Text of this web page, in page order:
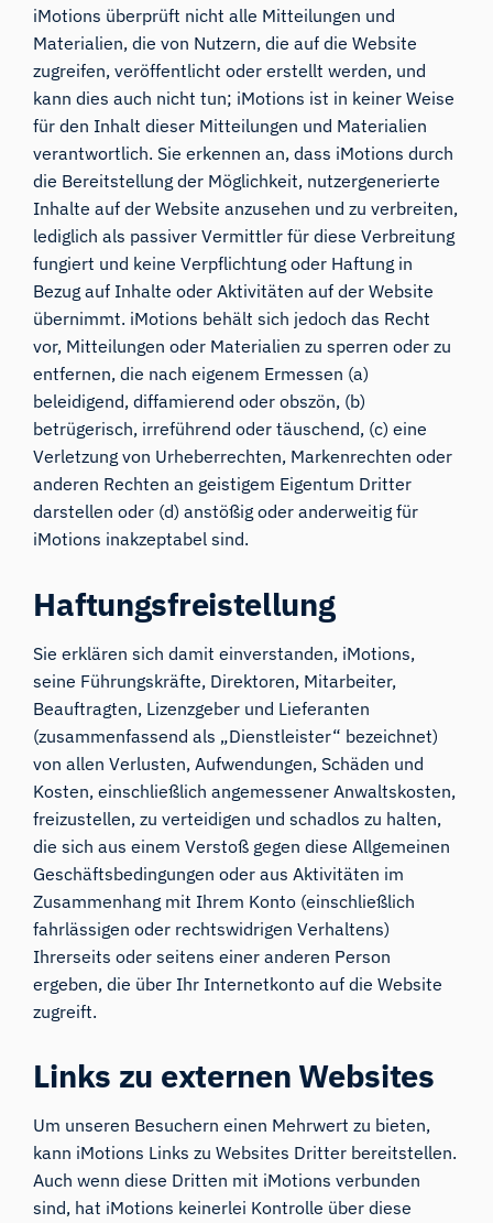
iMotions überprüft nicht alle Mitteilungen und
Materialien, die von Nutzern, die auf die Website
zugreifen, veröffentlicht oder erstellt werden, und
kann dies auch nicht tun; iMotions ist in keiner Weise
für den Inhalt dieser Mitteilungen und Materialien
verantwortlich. Sie erkennen an, dass iMotions durch
die Bereitstellung der Möglichkeit, nutzergenerierte
Inhalte auf der Website anzusehen und zu verbreiten,
lediglich als passiver Vermittler für diese Verbreitung
fungiert und keine Verpflichtung oder Haftung in
Bezug auf Inhalte oder Aktivitäten auf der Website
übernimmt. iMotions behält sich jedoch das Recht
vor, Mitteilungen oder Materialien zu sperren oder zu
entfernen, die nach eigenem Ermessen (a)
beleidigend, diffamierend oder obszön, (b)
betrügerisch, irreführend oder täuschend, (c) eine
Verletzung von Urheberrechten, Markenrechten oder
anderen Rechten an geistigem Eigentum Dritter
darstellen oder (d) anstößig oder anderweitig für
iMotions inakzeptabel sind.
Haftungsfreistellung
Sie erklären sich damit einverstanden, iMotions,
seine Führungskräfte, Direktoren, Mitarbeiter,
Beauftragten, Lizenzgeber und Lieferanten
(zusammenfassend als „Dienstleister“ bezeichnet)
von allen Verlusten, Aufwendungen, Schäden und
Kosten, einschließlich angemessener Anwaltskosten,
freizustellen, zu verteidigen und schadlos zu halten,
die sich aus einem Verstoß gegen diese Allgemeinen
Geschäftsbedingungen oder aus Aktivitäten im
Zusammenhang mit Ihrem Konto (einschließlich
fahrlässigen oder rechtswidrigen Verhaltens)
Ihrerseits oder seitens einer anderen Person
ergeben, die über Ihr Internetkonto auf die Website
zugreift.
Links zu externen Websites
Um unseren Besuchern einen Mehrwert zu bieten,
kann iMotions Links zu Websites Dritter bereitstellen.
Auch wenn diese Dritten mit iMotions verbunden
sind, hat iMotions keinerlei Kontrolle über diese